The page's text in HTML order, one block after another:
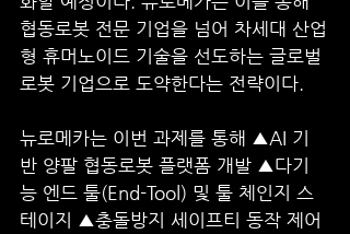
협동로봇 전문 기업을 넘어 차세대 산업
형 휴머노이드 기술을 선도하는 글로벌
로봇 기업으로 도약한다는 전략이다.
뉴로메카는 이번 과제를 통해 ▲AI 기
반 양팔 협동로봇 플랫폼 개발 ▲다기
능 엔드 툴(End-Tool) 및 툴 체인지 스
테이지 ▲충돌방지 세이프티 동작 제어